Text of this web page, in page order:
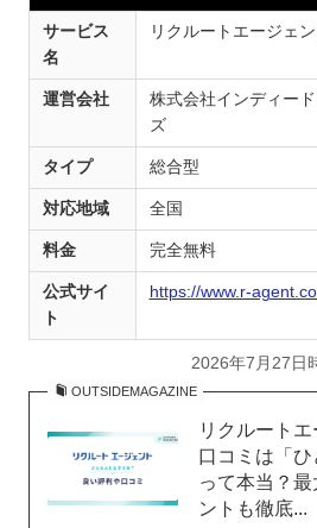
サービス
名
リクルートエージェン
運営会社
株式会社インディー
ズ
タイプ 総合型
対応地域 全国
料金 完全無料
公式サイ
ト
https://www.r-
2026年7月27日
OUTSIDEMAGAZINE
リクルート
口コミは「ひ
って本当？
ントも徹底...